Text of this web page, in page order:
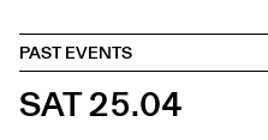
PAST EVENTS
SAT 25.04